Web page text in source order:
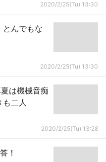
2020/2/25(Tu) 13:30
とんでもな
2020/2/25(Tu) 13:30
は機械音痴
も二人
2020/2/25(Tu) 13:28
！